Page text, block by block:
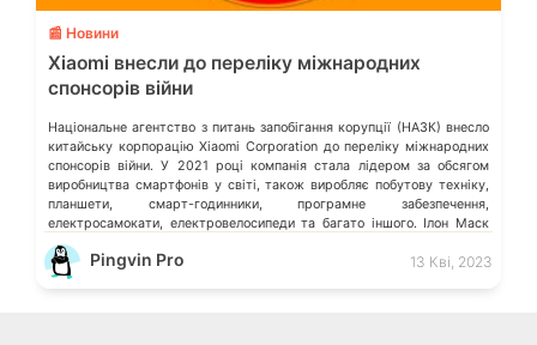
📰 Новини
Xiaomi внесли до переліку міжнародних
спонсорів війни
Національне агентство з питань запобігання корупції (НАЗК) внесло
китайську корпорацію Xiaomi Corporation до переліку міжнародних
спонсорів війни. У 2021 році компанія стала лідером за обсягом
виробництва смартфонів у світі, також виробляє побутову техніку,
планшети, смарт-годинники, програмне забезпечення,
електросамокати, електровелосипеди та багато іншого. Ілон Маск
відмовився видаляти твіт мєдвєдєва про «зникнення України»
Microsoft більше не обслуговує […]
Pingvin Pro 13 Кві, 2023